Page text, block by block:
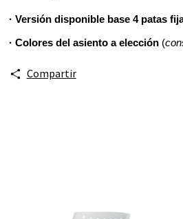
· Versión disponible base 4 patas
· Colores del asiento a elección (
Compartir